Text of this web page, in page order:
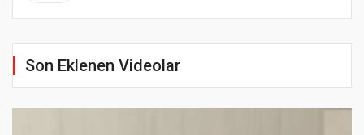
Son Eklenen Videolar